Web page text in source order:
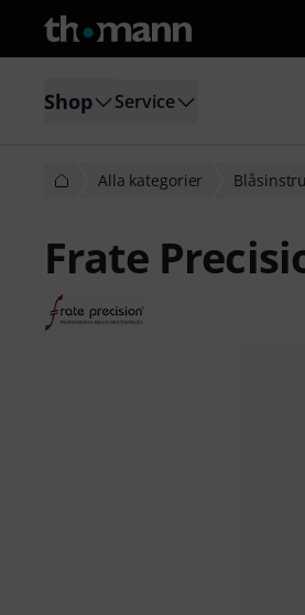
Shop Service
Alla kategorier
Frate